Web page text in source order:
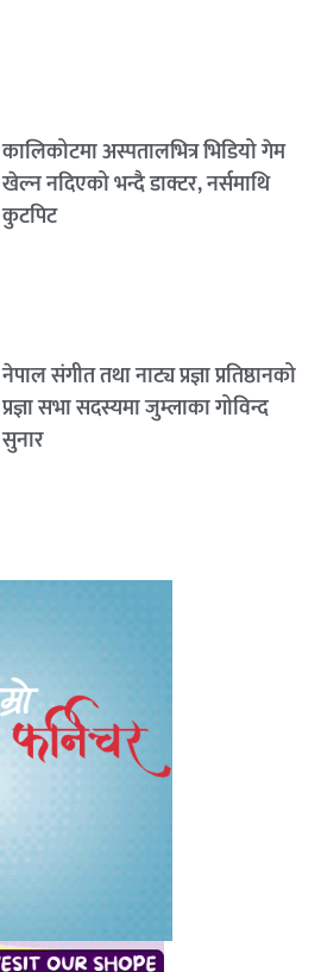
कालिकोटमा अस्पतालभित्र भिडियो गेम
खेल्न नदिएको भन्दै डाक्टर, नर्समाथि
कुटपिट
नेपाल संगीत तथा नाट्य प्रज्ञा प्रतिष्ठानको
प्रज्ञा सभा सदस्यमा जुम्लाका गोविन्द
सुनार